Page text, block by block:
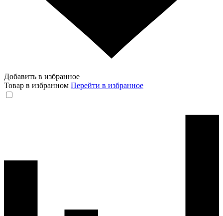
Добавить в избранное
Товар в избранном Перейти в избранное